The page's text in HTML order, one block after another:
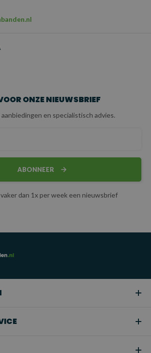
ONZE NIEUWSBRIEF
en specialistisch advies.
ABONNEER
dan 1x per week een nieuwsbrief